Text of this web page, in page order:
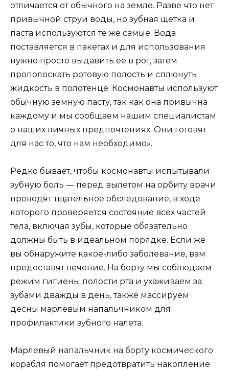
отличается от обычного на земле. Разве что нет
привычной струи воды, но зубная щетка и
паста используются те же самые. Вода
поставляется в пакетах и для использования
нужно просто выдавить ее в рот, затем
прополоскать ротовую полость и сплюнуть
жидкость в полотенце. Космонавты используют
обычную земную пасту, так как она привычна
каждому и мы сообщаем нашим специалистам
о наших личных предпочтениях. Они готовят
для нас то, что нам необходимо».
Редко бывает, чтобы космонавты испытывали
зубную боль — перед вылетом на орбиту врачи
проводят тщательное обследование, в ходе
которого проверяется состояние всех частей
тела, включая зубы, которые обязательно
должны быть в идеальном порядке. Если же
вы обнаружите какое-либо заболевание, вам
предоставят лечение. На борту мы соблюдаем
режим гигиены полости рта и ухаживаем за
зубами дважды в день, также массируем
десны марлевым напальчником для
профилактики зубного налета.
Марлевый напальчник на борту космического
корабля помогает предотвратить накопление